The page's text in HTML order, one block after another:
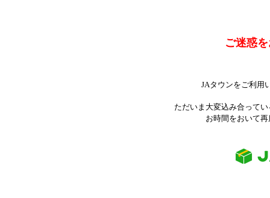
ご迷惑
JAタウンをご利用
ただいま大変込み合って
お時間をおいて